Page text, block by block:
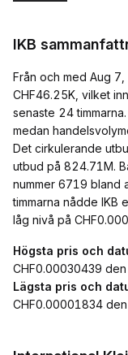
IKB
Från och med Aug
CHF46.25K, vilket
senaste 24
medan
Det cirkulerande
utbud på 824.71M.
nummer 6719 bland
timmarna nådde IKB
låg nivå på
Högsta pris och
CHF0.00030439
Lägsta pris och
CHF0.00001834